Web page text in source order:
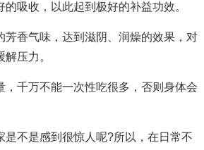
吸收，以此起到极好的补益功效。
芳香气味，达到滋阴、润燥的效果，对
压力。
千万不能一次性吃很多，否则身体会
不是感到很惊人呢?所以，在日常不